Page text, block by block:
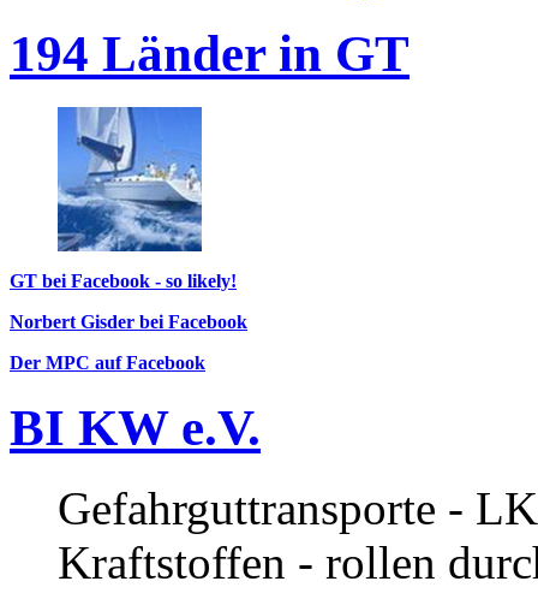
194 Länder in GT
GT bei Facebook - so likely!
Norbert Gisder bei Facebook
Der MPC auf Facebook
BI KW e.V.
Gefahrguttransporte -
Kraftstoffen - rollen